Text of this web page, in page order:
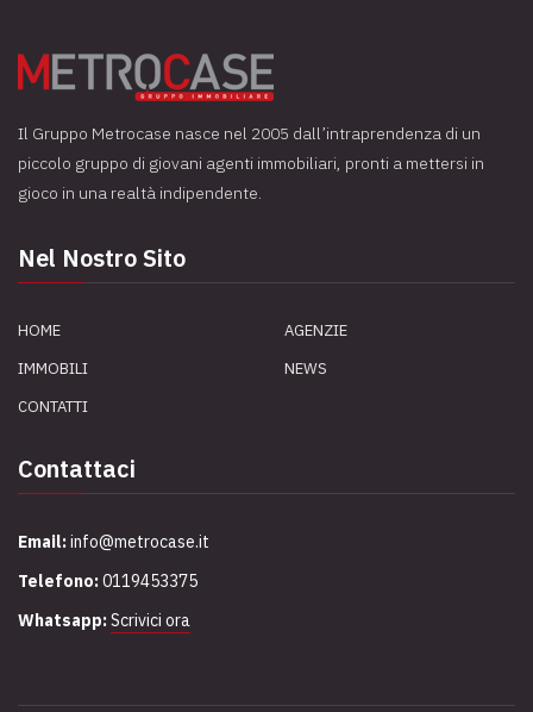
Il Gruppo Metrocase nasce nel 2005 dall’intraprendenza di un
piccolo gruppo di giovani agenti immobiliari, pronti a mettersi in
gioco in una realtà indipendente.
Nel Nostro Sito
HOME
AGENZIE
IMMOBILI
NEWS
CONTATTI
Contattaci
Email:info@metrocase.it
Telefono:0119453375
Whatsapp:Scrivici ora